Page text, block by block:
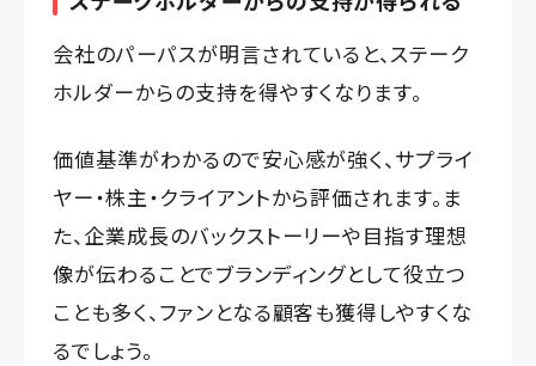
会社のパーパスが明言されていると、ステーク
ホルダーからの支持を得やすくなります。
価値基準がわかるので安心感が強く、サプライ
ヤー・株主・クライアントから評価されます。ま
た、企業成長のバックストーリーや目指す理想
像が伝わることでブランディングとして役立つ
ことも多く、ファンとなる顧客も獲得しやすくな
るでしょう。